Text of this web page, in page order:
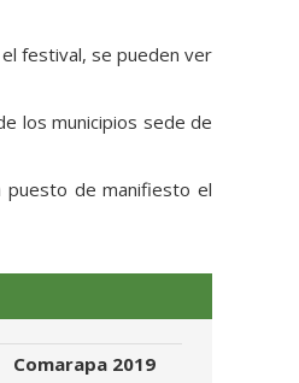
festival, se pueden ver
los municipios sede de
puesto de manifiesto el
Comarapa 2019